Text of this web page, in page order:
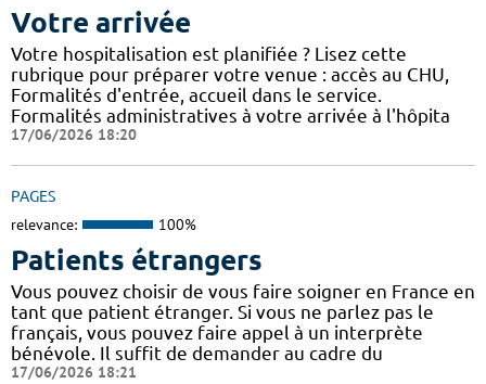
Votre arrivée
Votre hospitalisation est planifiée ? Lisez cette
rubrique pour préparer votre venue : accès au CHU,
Formalités d'entrée, accueil dans le service.
Formalités administratives à votre arrivée à l'hôpita
17/06/2026 18:20
PAGES
relevance: 100%
Patients étrangers
Vous pouvez choisir de vous faire soigner en France en
tant que patient étranger. Si vous ne parlez pas le
français, vous pouvez faire appel à un interprète
bénévole. Il suffit de demander au cadre du
17/06/2026 18:21